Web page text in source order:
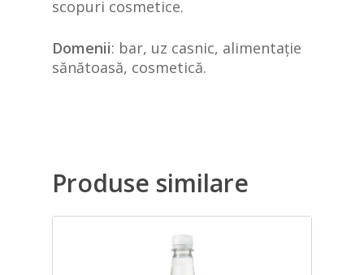
scopuri cosmetice.
Domenii: bar, uz casnic, alimentație
sănătoasă, cosmetică.
Produse similare